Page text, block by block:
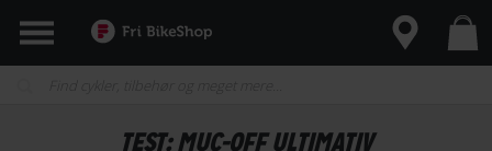
TEST: MUC-OFF ULTIMATIV